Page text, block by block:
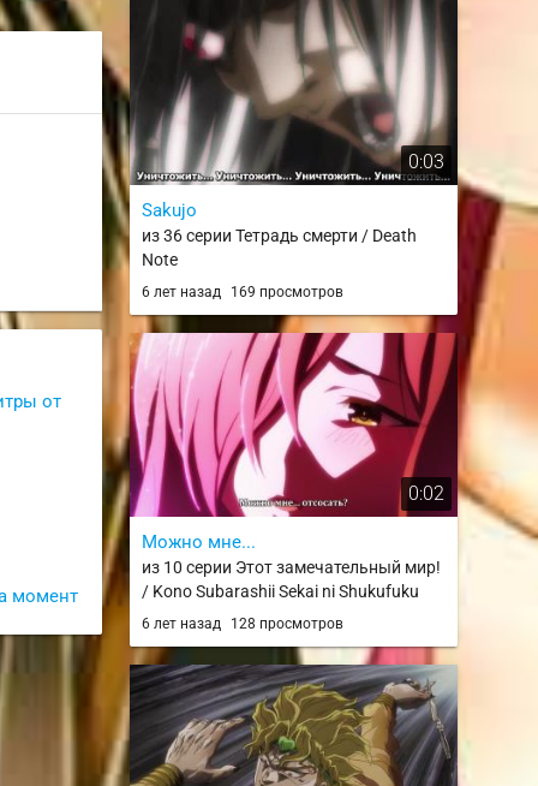
от
момент
0:03
Sakujo
из 36 серии Тетрадь смерти / Death
Note
6 лет назад 169 просмотров
0:02
Можно мне...
из 10 серии Этот замечательный мир!
/ Kono Subarashii Sekai ni Shukufuku
wo! / konosuba
6 лет назад 128 просмотров